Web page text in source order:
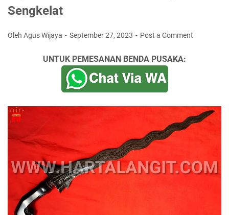
Sengkelat
Oleh Agus Wijaya September 27, 2023 Post a Comment
UNTUK PEMESANAN BENDA PUSAKA: